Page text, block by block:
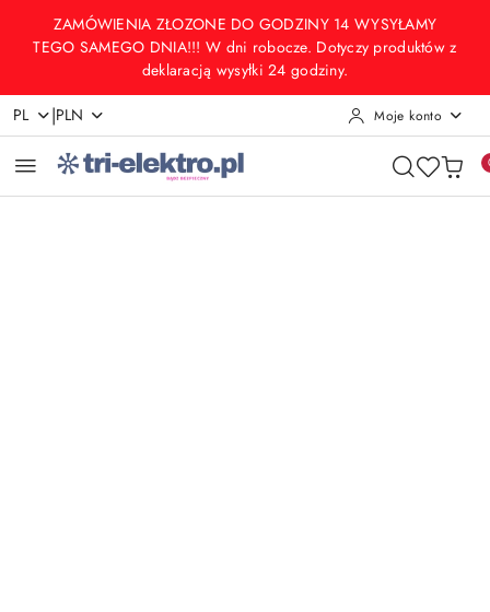
Przejdź do treści głównej
Przejdź do wyszukiwarki
Przejdź do moje konto
Przejdź do menu głównego
Przejdź do opisu produktu
Przejdź do stopki
ZAMÓWIENIA ZŁOZONE DO GODZINY 14 WYSYŁAMY
TEGO SAMEGO DNIA!!! W dni robocze. Dotyczy produktów z
deklaracją wysyłki 24 godziny.
PL |PLN Moje konto